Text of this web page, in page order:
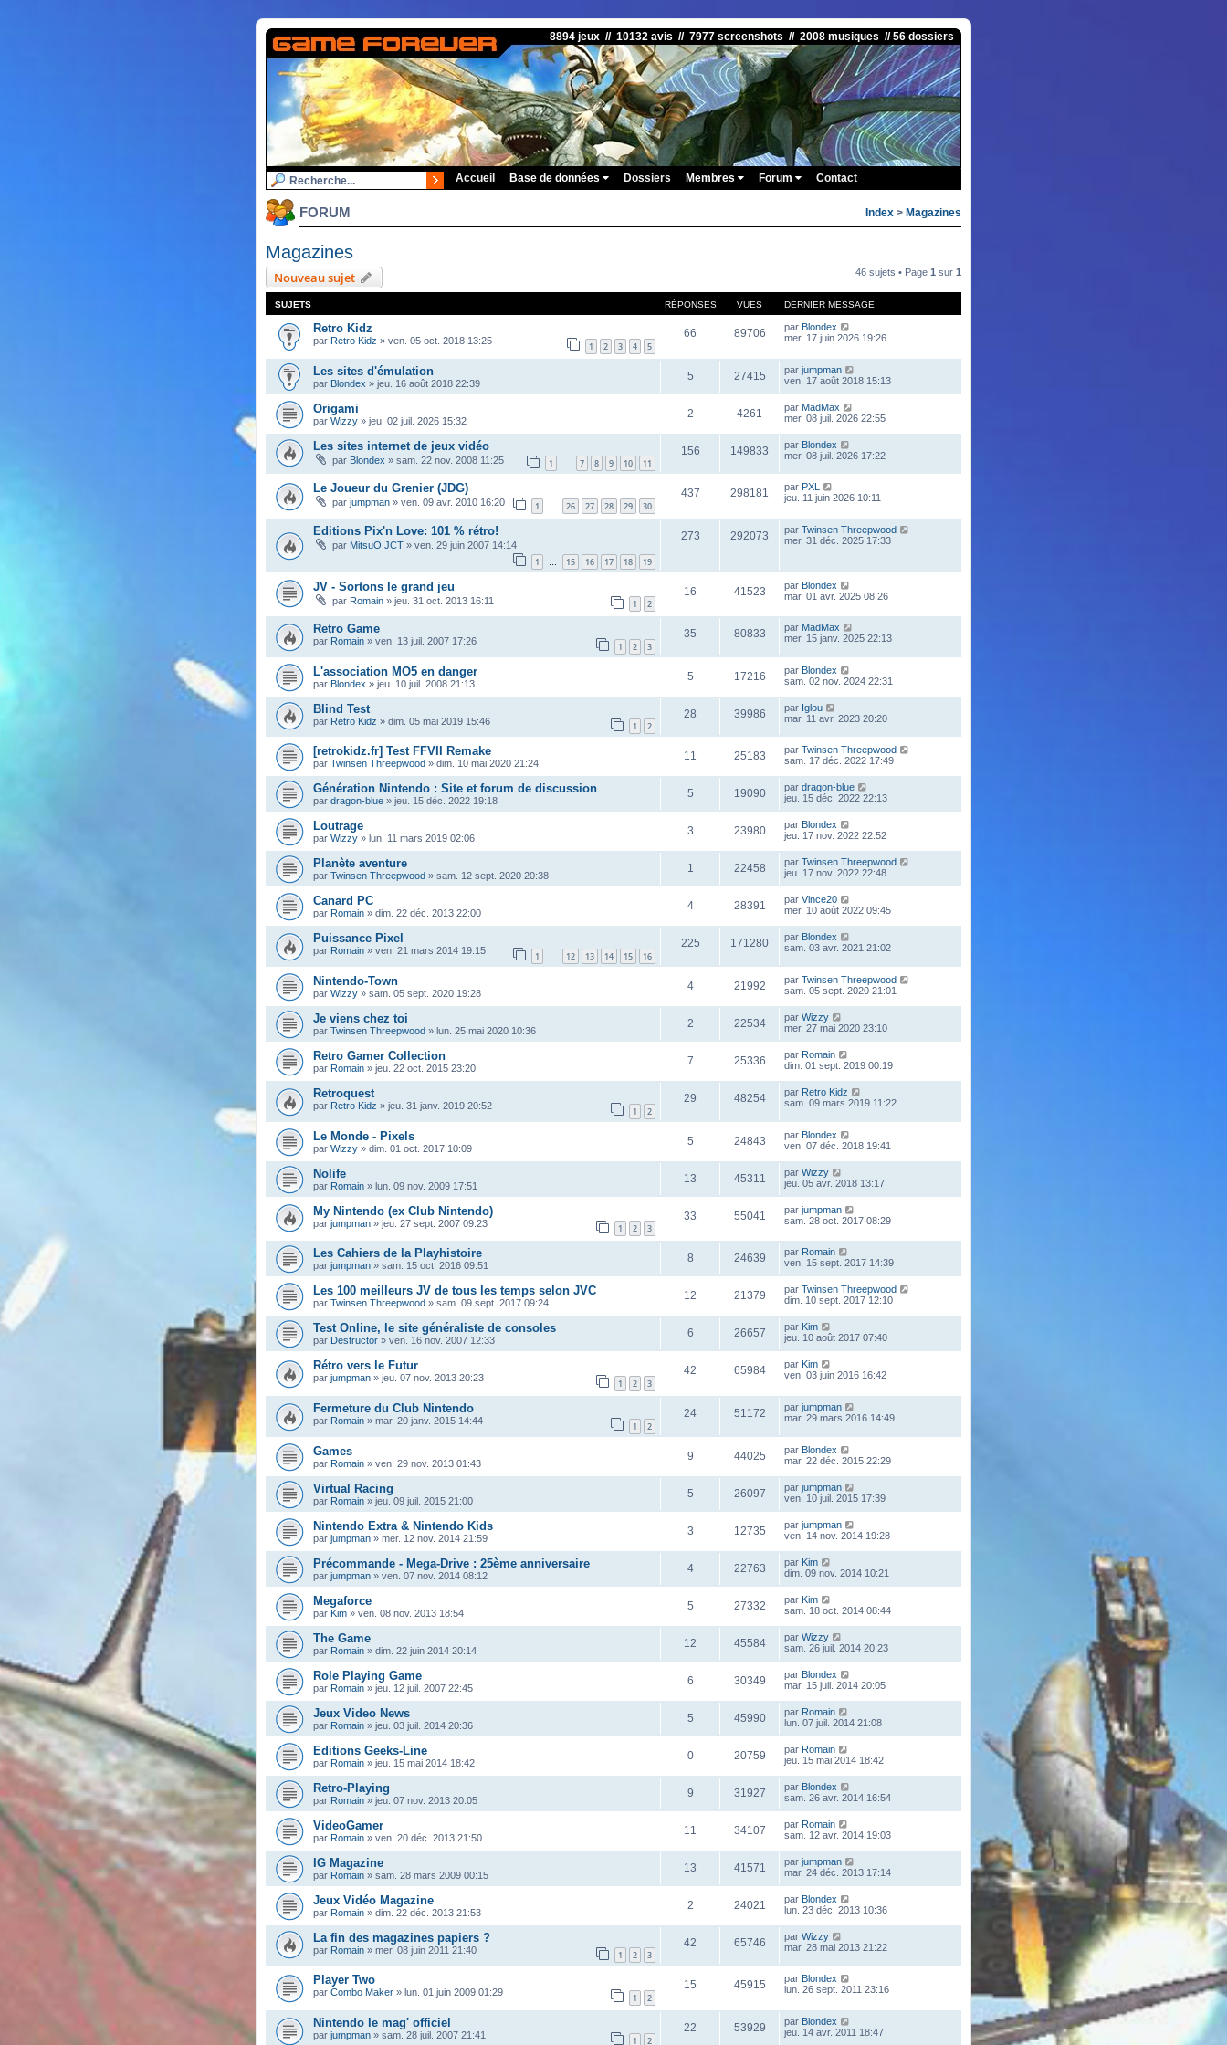
8894 jeux // 10132 avis // 7977 screenshots // 2008 musiques // 56 dossiers
Accueil Base de données Dossiers Membres Forum Contact
FORUM Index > Magazines
Magazines
Nouveau sujet 46 sujets • Page 1 sur 1
SUJETS RÉPONSES VUES DERNIER MESSAGE
Retro Kidz
par Retro Kidz » ven. 05 oct. 2018 13:25 1 2 3 4 5
66 89706 par Blondex
mer. 17 juin 2026 19:26
Les sites d'émulation
par Blondex » jeu. 16 août 2018 22:39
5 27415 par jumpman
ven. 17 août 2018 15:13
Origami
par Wizzy » jeu. 02 juil. 2026 15:32
2 4261 par MadMax
mer. 08 juil. 2026 22:55
Les sites internet de jeux vidéo
par Blondex » sam. 22 nov. 2008 11:25 1 7 8 9 10 11
156 149833 par Blondex
mer. 08 juil. 2026 17:22
Le Joueur du Grenier (JDG)
par jumpman » ven. 09 avr. 2010 16:20 1 … 26 27 28 29 30
437 298181 par PXL
jeu. 11 juin 2026 10:11
Editions Pix'n Love: 101 % rétro!
par MitsuO JCT » ven. 29 juin 2007 14:14
1 … 15 16 17 18 19
273 292073 par Twinsen Threepwood
mer. 31 déc. 2025 17:33
JV - Sortons le grand jeu
par Romain » jeu. 31 oct. 2013 16:11 1 2
16 41523 par Blondex
mar. 01 avr. 2025 08:26
Retro Game
par Romain » ven. 13 juil. 2007 17:26 1 2 3
35 80833 par MadMax
mer. 15 janv. 2025 22:13
L'association MO5 en danger
par Blondex » jeu. 10 juil. 2008 21:13
5 17216 par Blondex
sam. 02 nov. 2024 22:31
Blind Test
par Retro Kidz » dim. 05 mai 2019 15:46 1 2
28 39986 par Iglou
mar. 11 avr. 2023 20:20
[retrokidz.fr] Test FFVII Remake
par Twinsen Threepwood » dim. 10 mai 2020 21:24
11 25183 par Twinsen Threepwood
sam. 17 déc. 2022 17:49
Génération Nintendo : Site et forum de discussion
par dragon-blue » jeu. 15 déc. 2022 19:18
5 19090 par dragon-blue
jeu. 15 déc. 2022 22:13
Loutrage
par Wizzy » lun. 11 mars 2019 02:06
3 23980 par Blondex
jeu. 17 nov. 2022 22:52
Planète aventure
par Twinsen Threepwood » sam. 12 sept. 2020 20:38
1 22458 par Twinsen Threepwood
jeu. 17 nov. 2022 22:48
Canard PC
par Romain » dim. 22 déc. 2013 22:00
4 28391 par Vince20
mer. 10 août 2022 09:45
Puissance Pixel
par Romain » ven. 21 mars 2014 19:15 1 12 13 14 15 16
225 171280 par Blondex
sam. 03 avr. 2021 21:02
Nintendo-Town
par Wizzy » sam. 05 sept. 2020 19:28
4 21992 par Twinsen Threepwood
sam. 05 sept. 2020 21:01
Je viens chez toi
par Twinsen Threepwood » lun. 25 mai 2020 10:36
2 22534 par Wizzy
mer. 27 mai 2020 23:10
Retro Gamer Collection
par Romain » jeu. 22 oct. 2015 23:20
7 25336 par Romain
dim. 01 sept. 2019 00:19
Retroquest
par Retro Kidz » jeu. 31 janv. 2019 20:52 1 2
29 48254 par Retro Kidz
sam. 09 mars 2019 11:22
Le Monde - Pixels
par Wizzy » dim. 01 oct. 2017 10:09
5 24843 par Blondex
ven. 07 déc. 2018 19:41
Nolife
par Romain » lun. 09 nov. 2009 17:51
13 45311 par Wizzy
jeu. 05 avr. 2018 13:17
My Nintendo (ex Club Nintendo)
par jumpman » jeu. 27 sept. 2007 09:23 1 2 3
33 55041 par jumpman
sam. 28 oct. 2017 08:29
Les Cahiers de la Playhistoire
par jumpman » sam. 15 oct. 2016 09:51
8 24639 par Romain
ven. 15 sept. 2017 14:39
Les 100 meilleurs JV de tous les temps selon JVC
par Twinsen Threepwood » sam. 09 sept. 2017 09:24
12 21379 par Twinsen Threepwood
dim. 10 sept. 2017 12:10
Test Online, le site généraliste de consoles
par Destructor » ven. 16 nov. 2007 12:33
6 26657 par Kim
jeu. 10 août 2017 07:40
Rétro vers le Futur
par jumpman » jeu. 07 nov. 2013 20:23 1 2 3
42 65984 par Kim
ven. 03 juin 2016 16:42
Fermeture du Club Nintendo
par Romain » mar. 20 janv. 2015 14:44 1 2
24 51172 par jumpman
mar. 29 mars 2016 14:49
Games
par Romain » ven. 29 nov. 2013 01:43
9 44025 par Blondex
mar. 22 déc. 2015 22:29
Virtual Racing
par Romain » jeu. 09 juil. 2015 21:00
5 26097 par jumpman
ven. 10 juil. 2015 17:39
Nintendo Extra & Nintendo Kids
par jumpman » mer. 12 nov. 2014 21:59
3 12735 par jumpman
ven. 14 nov. 2014 19:28
Précommande - Mega-Drive : 25ème anniversaire
par jumpman » ven. 07 nov. 2014 08:12
4 22763 par Kim
dim. 09 nov. 2014 10:21
Megaforce
par Kim » ven. 08 nov. 2013 18:54
5 27332 par Kim
sam. 18 oct. 2014 08:44
The Game
par Romain » dim. 22 juin 2014 20:14
12 45584 par Wizzy
sam. 26 juil. 2014 20:23
Role Playing Game
par Romain » jeu. 12 juil. 2007 22:45
6 30349 par Blondex
mar. 15 juil. 2014 20:05
Jeux Video News
par Romain » jeu. 03 juil. 2014 20:36
5 45990 par Romain
lun. 07 juil. 2014 21:08
Editions Geeks-Line
par Romain » jeu. 15 mai 2014 18:42
0 20759 par Romain
jeu. 15 mai 2014 18:42
Retro-Playing
par Romain » jeu. 07 nov. 2013 20:05
9 31927 par Blondex
sam. 26 avr. 2014 16:54
VideoGamer
par Romain » ven. 20 déc. 2013 21:50
11 34107 par Romain
sam. 12 avr. 2014 19:03
IG Magazine
par Romain » sam. 28 mars 2009 00:15
13 41571 par jumpman
mar. 24 déc. 2013 17:14
Jeux Vidéo Magazine
par Romain » dim. 22 déc. 2013 21:53
2 24021 par Blondex
lun. 23 déc. 2013 10:36
La fin des magazines papiers ?
par Romain » mer. 08 juin 2011 21:40 1 2 3
42 65746 par Wizzy
mar. 28 mai 2013 21:22
Player Two
par Combo Maker » lun. 01 juin 2009 01:29 1 2
15 45915 par Blondex
lun. 26 sept. 2011 23:16
Nintendo le mag' officiel
par jumpman » sam. 28 juil. 2007 21:41 1 2
22 53929 par Blondex
jeu. 14 avr. 2011 18:47